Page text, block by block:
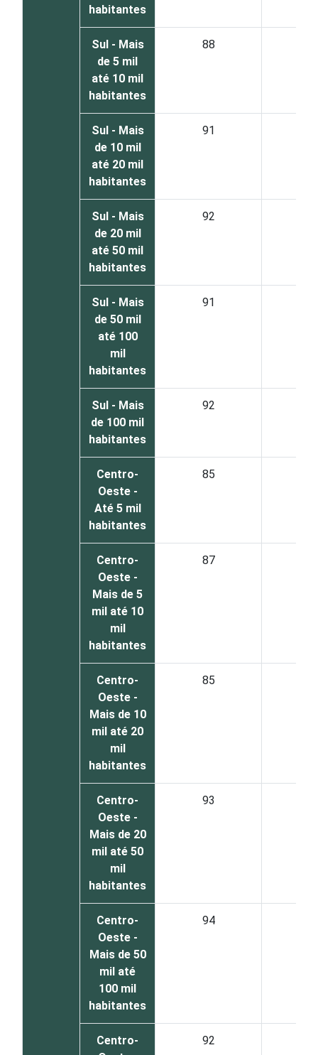
habitantes
Sul - Mais
de 5 mil
até 10 mil
habitantes
88
Sul - Mais
de 10 mil
até 20 mil
habitantes
91
Sul - Mais
de 20 mil
até 50 mil
habitantes
92
Sul - Mais
de 50 mil
até 100
mil
habitantes
91
Sul - Mais
de 100 mil
habitantes
92
Centro-
Oeste -
Até 5 mil
habitantes
85
Centro-
Oeste -
Mais de 5
mil até 10
mil
habitantes
87
Centro-
Oeste -
Mais de 10
mil até 20
mil
habitantes
85
Centro-
Oeste -
Mais de 20
mil até 50
mil
habitantes
93
Centro-
Oeste -
Mais de 50
mil até
100 mil
habitantes
94
Centro-
92